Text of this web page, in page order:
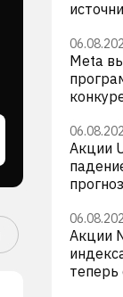
Meta
Акции
Акции
теперь